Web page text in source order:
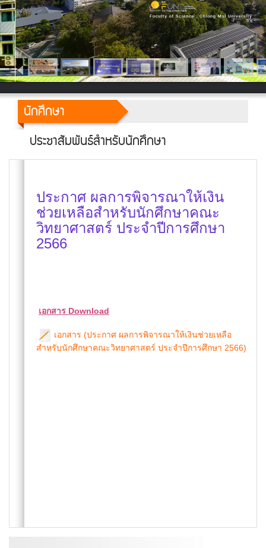
นักศึกษา
ประชาสัมพันธ์สำหรับนักศึกษา
ประกาศ ผลการพิจารณาให้เงิน
ช่วยเหลือสำหรับนักศึกษาคณะ
วิทยาศาสตร์ ประจำปีการศึกษา
2566
เอกสาร Download
เอกสาร (ประกาศ ผลการพิจารณาให้เงินช่วยเหลือ
สำหรับนักศึกษาคณะวิทยาศาสตร์ ประจำปีการศึกษา 2566)